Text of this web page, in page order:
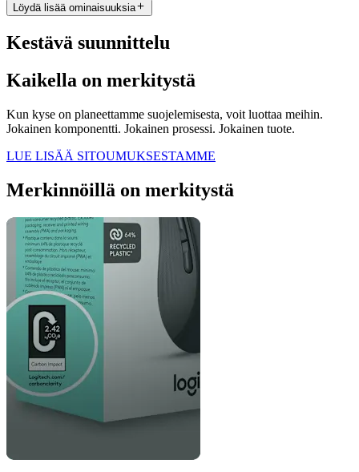
Löydä lisää ominaisuuksia
Kestävä suunnittelu
Kaikella on merkitystä
Kun kyse on planeettamme suojelemisesta, voit luottaa meihin.
Jokainen komponentti. Jokainen prosessi. Jokainen tuote.
LUE LISÄÄ SITOUMUKSESTAMME
Merkinnöillä on merkitystä